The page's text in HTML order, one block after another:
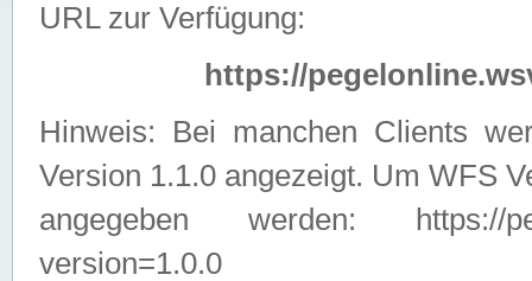
URL zur Verfügung:
https://
Hinweis: Bei manchen Clients
Version 1.1.0 angezeigt. Um WFS
angegeben werden: https://
version=1.0.0